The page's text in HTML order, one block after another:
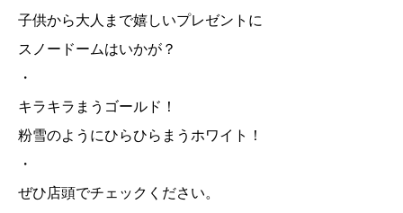
子供から大人まで嬉しいプレゼントに
スノードームはいかが？
・
キラキラまうゴールド！
粉雪のようにひらひらまうホワイト！
・
ぜひ店頭でチェックください。